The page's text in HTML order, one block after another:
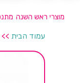
מוצרי ראש השנה
עמוד הבית >>